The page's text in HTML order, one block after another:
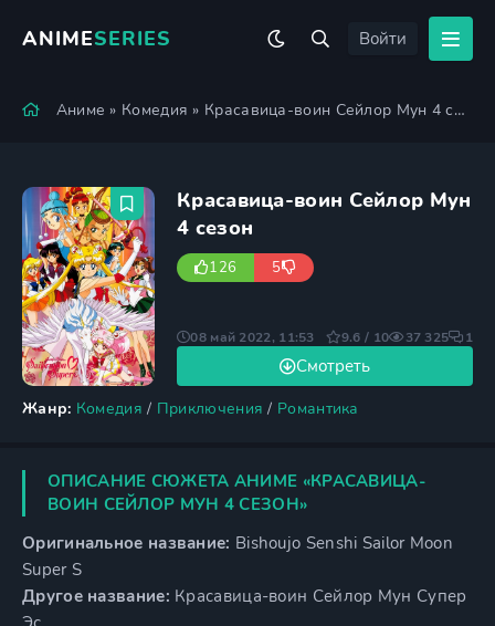
ANIMESERIES Войти
Аниме » Комедия » Красавица-воин Сейлор Мун 4 сезон
Красавица-воин Сейлор Мун
4 сезон
126 5
Жанр: Комедия / Приключения / Романтика
Смотреть
08 май 2022, 11:53 9.6 / 10 37 325 1
ОПИСАНИЕ СЮЖЕТА АНИМЕ «КРАСАВИЦА-
ВОИН СЕЙЛОР МУН 4 СЕЗОН»
Оригинальное название: Bishoujo Senshi Sailor Moon
Super S
Другое название: Красавица-воин Сейлор Мун Супер